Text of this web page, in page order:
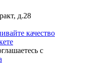
д.28
с